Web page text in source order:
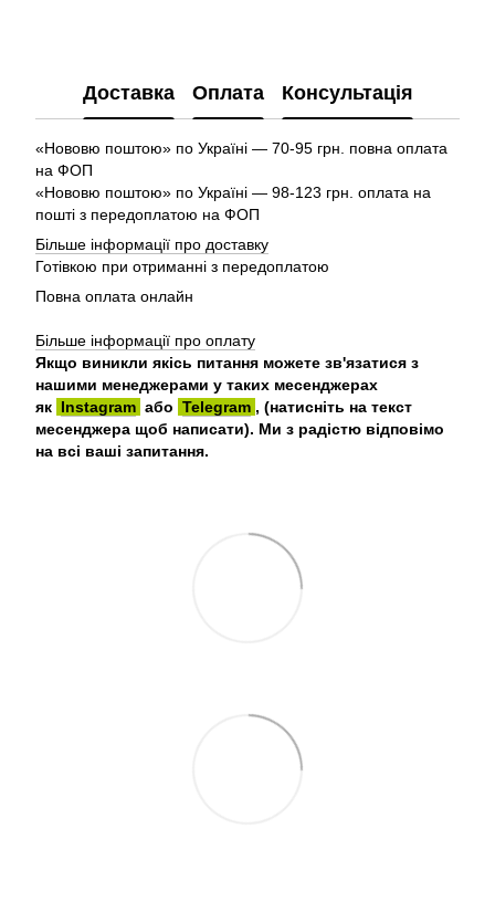
Доставка Оплата Консультація
«Нововю поштою» по Україні — 70-95 грн. повна оплата
на ФОП
«Нововю поштою» по Україні — 98-123 грн. оплата на
пошті з передоплатою на ФОП
Більше інформації про доставку
Готівкою при отриманні з передоплатою
Повна оплата онлайн
Більше інформації про оплату
Якщо виникли якісь питання можете зв'язатися з
нашими менеджерами у таких месенджерах
як Instagram або Telegram , (натисніть на текст
месенджера щоб написати). Ми з радістю відповімо
на всі ваші запитання.